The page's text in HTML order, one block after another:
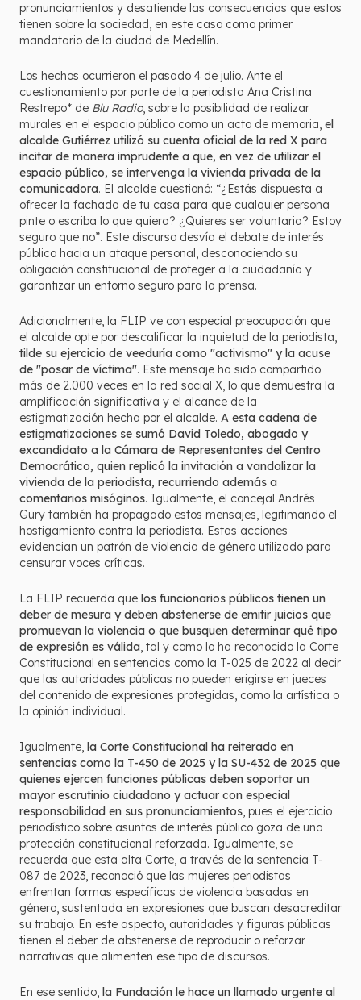
pronunciamientos y desatiende las consecuencias que estos
tienen sobre la sociedad, en este caso como primer
mandatario de la ciudad de Medellín.
Los hechos ocurrieron el pasado 4 de julio. Ante el
cuestionamiento por parte de la periodista Ana Cristina
Restrepo* de Blu Radio, sobre la posibilidad de realizar
murales en el espacio público como un acto de memoria, el
alcalde Gutiérrez utilizó su cuenta oficial de la red X para
incitar de manera imprudente a que, en vez de utilizar el
espacio público, se intervenga la vivienda privada de la
comunicadora. El alcalde cuestionó: “¿Estás dispuesta a
ofrecer la fachada de tu casa para que cualquier persona
pinte o escriba lo que quiera? ¿Quieres ser voluntaria? Estoy
seguro que no”. Este discurso desvía el debate de interés
público hacia un ataque personal, desconociendo su
obligación constitucional de proteger a la ciudadanía y
garantizar un entorno seguro para la prensa.
Adicionalmente, la FLIP ve con especial preocupación que
el alcalde opte por descalificar la inquietud de la periodista,
tilde su ejercicio de veeduría como "activismo" y la acuse
de "posar de víctima". Este mensaje ha sido compartido
más de 2.000 veces en la red social X, lo que demuestra la
amplificación significativa y el alcance de la
estigmatización hecha por el alcalde. A esta cadena de
estigmatizaciones se sumó David Toledo, abogado y
excandidato a la Cámara de Representantes del Centro
Democrático, quien replicó la invitación a vandalizar la
vivienda de la periodista, recurriendo además a
comentarios misóginos. Igualmente, el concejal Andrés
Gury también ha propagado estos mensajes, legitimando el
hostigamiento contra la periodista. Estas acciones
evidencian un patrón de violencia de género utilizado para
censurar voces críticas.
La FLIP recuerda que los funcionarios públicos tienen un
deber de mesura y deben abstenerse de emitir juicios que
promuevan la violencia o que busquen determinar qué tipo
de expresión es válida, tal y como lo ha reconocido la Corte
Constitucional en sentencias como la T-025 de 2022 al decir
que las autoridades públicas no pueden erigirse en jueces
del contenido de expresiones protegidas, como la artística o
la opinión individual.
Igualmente, la Corte Constitucional ha reiterado en
sentencias como la T-450 de 2025 y la SU-432 de 2025 que
quienes ejercen funciones públicas deben soportar un
mayor escrutinio ciudadano y actuar con especial
responsabilidad en sus pronunciamientos, pues el ejercicio
periodístico sobre asuntos de interés público goza de una
protección constitucional reforzada. Igualmente, se
recuerda que esta alta Corte, a través de la sentencia T-
087 de 2023, reconoció que las mujeres periodistas
enfrentan formas específicas de violencia basadas en
género, sustentada en expresiones que buscan desacreditar
su trabajo. En este aspecto, autoridades y figuras públicas
tienen el deber de abstenerse de reproducir o reforzar
narrativas que alimenten ese tipo de discursos.
En ese sentido, la Fundación le hace un llamado urgente al